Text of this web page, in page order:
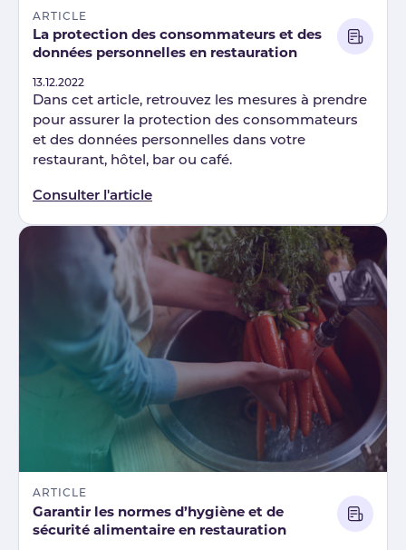
ARTICLE
La protection des consommateurs et des
données personnelles en restauration
Published
13.12.2022
Dans cet article, retrouvez les mesures à prendre
pour assurer la protection des consommateurs
et des données personnelles dans votre
restaurant, hôtel, bar ou café.
Consulter l'article
ARTICLE
Garantir les normes d’hygiène et de
sécurité alimentaire en restauration